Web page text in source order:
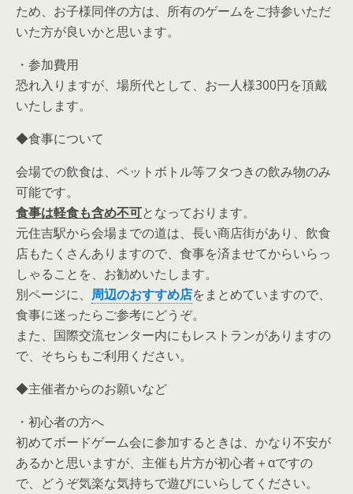
ため、お子様同伴の方は、所有のゲームをご持参いただ
いた方が良いかと思います。
・参加費用
恐れ入りますが、場所代として、お一人様300円を頂戴
いたします。
◆食事について
会場での飲食は、ペットボトル等フタつきの飲み物のみ
可能です。
食事は軽食も含め不可となっております。
元住吉駅から会場までの道は、長い商店街があり、飲食
店もたくさんありますので、食事を済ませてからいらっ
しゃることを、お勧めいたします。
別ページに、 周辺のおすすめ店をまとめていますので、
食事に迷ったらご参考にどうぞ。
また、国際交流センター内にもレストランがありますの
で、そちらもご利用ください。
◆主催者からのお願いなど
・初心者の方へ
初めてボードゲーム会に参加するときは、かなり不安が
あるかと思いますが、主催も片方が初心者＋αですの
で、どうぞ気楽な気持ちで遊びにいらしてください。